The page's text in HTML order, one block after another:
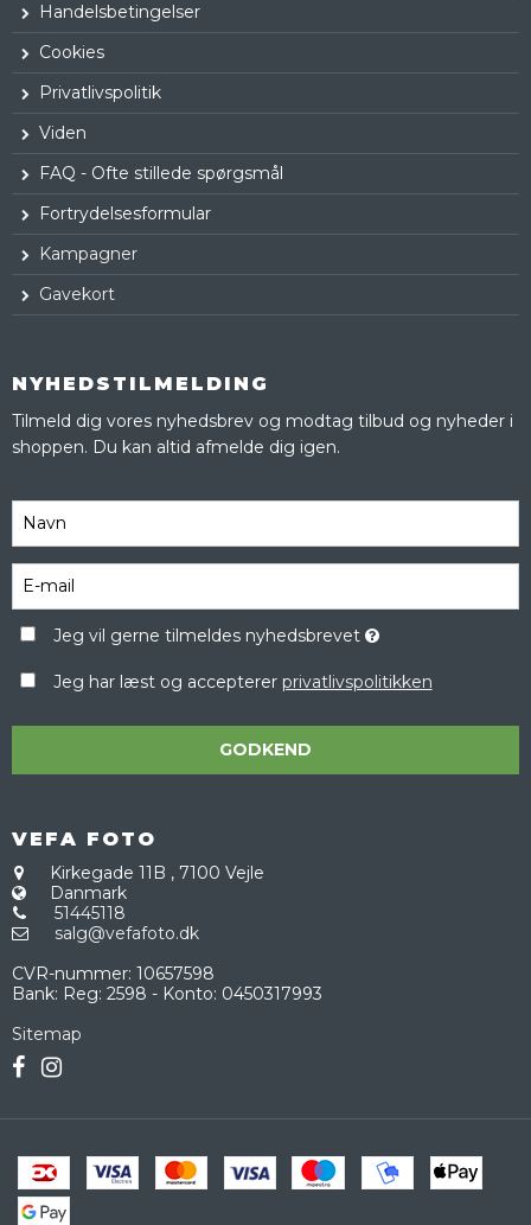
Handelsbetingelser
Cookies
Privatlivspolitik
Viden
FAQ - Ofte stillede spørgsmål
Fortrydelsesformular
Kampagner
Gavekort
NYHEDSTILMELDING
Tilmeld dig vores nyhedsbrev og modtag tilbud og nyheder i
shoppen. Du kan altid afmelde dig igen.
Jeg vil gerne tilmeldes nyhedsbrevet
Jeg har læst og accepterer privatlivspolitikken
GODKEND
VEFA FOTO
Kirkegade 11B , 7100 Vejle
Danmark
51445118
salg@vefafoto.dk
CVR-nummer: 10657598
Bank: Reg: 2598 - Konto: 0450317993
Sitemap